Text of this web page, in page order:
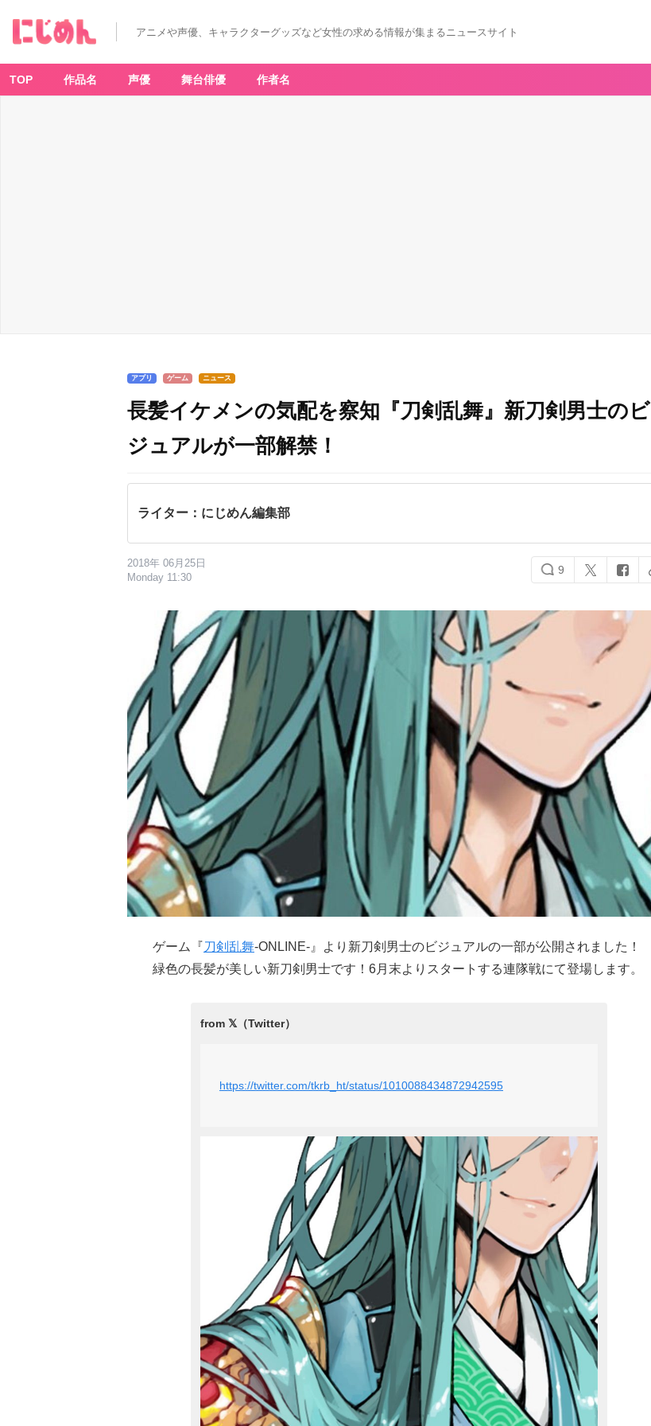
アニメや声優、キャラクターグッズなど女性の求める情報が集まるニュースサイト
TOP 作品名 声優 舞台俳優 作者名
アプリ ゲーム ニュース
長髪イケメンの気配を察知『刀剣乱舞』新刀剣男士のビ
ジュアルが一部解禁！
ライター：にじめん編集部
2018年 06月25日
Monday 11:30
9
ゲーム『刀剣乱舞-ONLINE-』より新刀剣男士のビジュアルの一部が公開されました！
緑色の長髪が美しい新刀剣男士です！6月末よりスタートする連隊戦にて登場します。
https://twitter.com/tkrb_ht/status/1010088434872942595